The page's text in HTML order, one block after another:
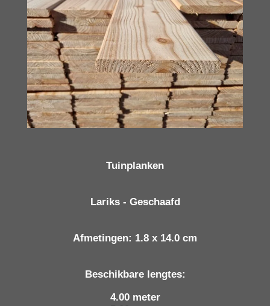
Tuinplanken
Lariks - Geschaafd
Afmetingen: 1.8 x 14.0 cm
Beschikbare lengtes:
4.00 meter